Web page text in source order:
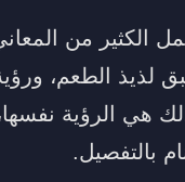
الكثير من
لذيذ الطعم،
الرؤية نفسها،
بالتفصيل.